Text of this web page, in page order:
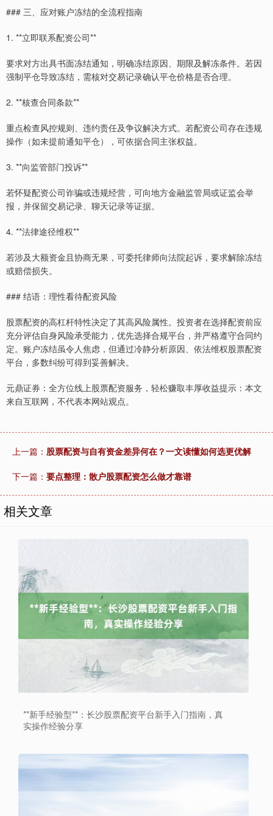
### 三、应对账户冻结的全流程指南
1. **立即联系配资公司**
要求对方出具书面冻结通知，明确冻结原因、期限及解冻条件。若因
强制平仓导致冻结，需核对交易记录确认平仓价格是否合理。
2. **核查合同条款**
重点检查风控规则、违约责任及争议解决方式。若配资公司存在违规
操作（如未提前通知平仓），可依据合同主张权益。
3. **向监管部门投诉**
若怀疑配资公司诈骗或违规经营，可向地方金融监管局或证监会举
报，并保留交易记录、聊天记录等证据。
4. **法律途径维权**
若涉及大额资金且协商无果，可委托律师向法院起诉，要求解除冻结
或赔偿损失。
### 结语：理性看待配资风险
股票配资的高杠杆特性决定了其高风险属性。投资者在选择配资前应
充分评估自身风险承受能力，优先选择合规平台，并严格遵守合同约
定。账户冻结虽令人焦虑，但通过冷静分析原因、依法维权股票配资
平台，多数纠纷可得到妥善解决。
元鼎证券：全方位线上股票配资服务，轻松赚取丰厚收益提示：本文
来自互联网，不代表本网站观点。
上一篇： 股票配资与自有资金差异何在？一文读懂如何选更优解
下一篇： 要点整理：散户股票配资怎么做才靠谱
相关文章
**新手经验型**：长沙股票配资平台新手入门指南，真
实操作经验分享